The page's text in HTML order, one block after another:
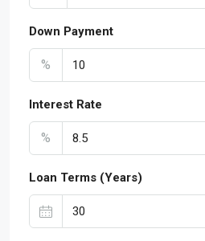
Down Payment
%
Interest Rate
%
Loan Terms (Years)